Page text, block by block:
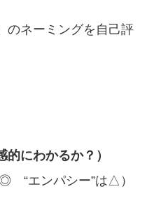
のネーミングを自己評
にわかるか？）
“エンパシー”は△）